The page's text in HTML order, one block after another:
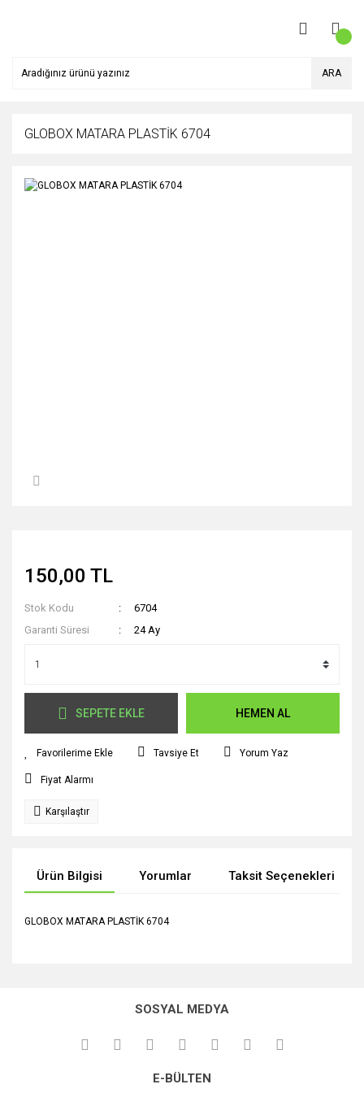
ARA
GLOBOX MATARA PLASTİK 6704
150,00 TL
Stok Kodu
6704
Garanti Süresi
24 Ay
SEPETE EKLE HEMEN AL
Tavsiye Et Yorum Yaz
Fiyat Alarmı
Karşılaştır
Ürün Bilgisi Yorumlar Taksit Seçenekleri
GLOBOX MATARA PLASTİK 6704
kullanarak tarafımıza iletebilirsiniz.
Görüş ve önerileriniz için teşekkür ederiz.
Ürün açıklamasında eksik bilgiler bulunuyor.
SOSYAL MEDYA
E-BÜLTEN